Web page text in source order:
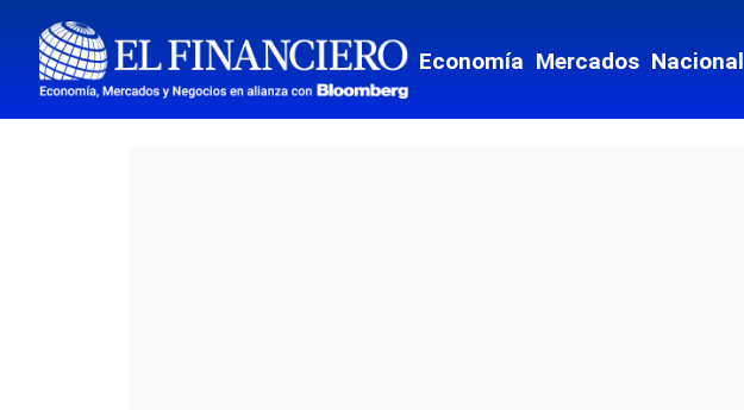
Economía Mercados Nacional